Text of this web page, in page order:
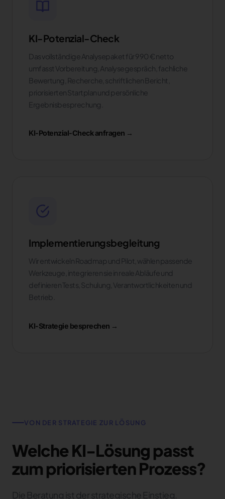
KI-Potenzial-Check
Das vollständige Analysepaket für 990 € netto
umfasst Vorbereitung, Analysegespräch, fachliche
Bewertung, Recherche, schriftlichen Bericht,
priorisierten Startplan und persönliche
Ergebnisbesprechung.
KI-Potenzial-Check anfragen →
Implementierungsbegleitung
Wir entwickeln Roadmap und Pilot, wählen passende
Werkzeuge, integrieren sie in reale Abläufe und
definieren Tests, Schulung, Verantwortlichkeiten und
Betrieb.
KI-Strategie besprechen →
VON DER STRATEGIE ZUR LÖSUNG
Welche KI-Lösung passt
zum priorisierten Prozess?
Die Beratung ist der strategische Einstieg.